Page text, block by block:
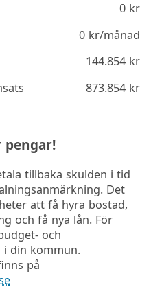
0kr
0kr/månad
144.854kr
873.854kr
tillbaka skulden i tid
Det
att få hyra bostad,
och få nya lån. För
och
i din kommun.
på